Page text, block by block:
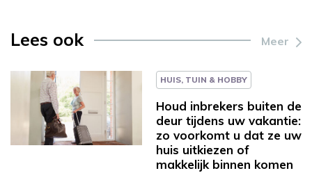
Lees ook Meer
HUIS, TUIN & HOBBY
Houd inbrekers buiten de
deur tijdens uw vakantie:
zo voorkomt u dat ze uw
huis uitkiezen of
makkelijk binnen komen